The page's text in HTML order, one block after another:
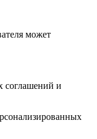
может
соглашений и